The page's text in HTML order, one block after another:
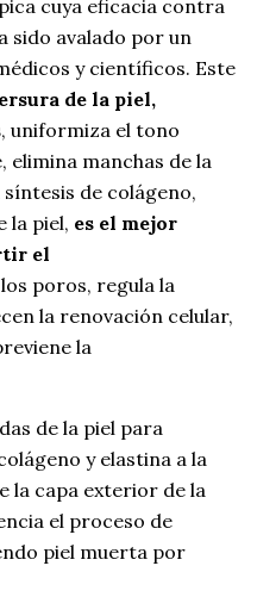
cuya eficacia contra
sido avalado por un
y científicos. Este
de la piel,
, uniformiza el tono
elimina manchas de la
de colágeno,
la piel, es el mejor
el
poros, regula la
la renovación celular,
la
de la piel para
y elastina a la
la capa exterior de la
el proceso de
piel muerta por